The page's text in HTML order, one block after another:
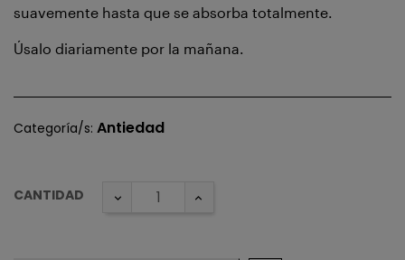
suavemente hasta que se absorba totalmente.
Úsalo diariamente por la mañana.
Categoría/s: Antiedad
CANTIDAD